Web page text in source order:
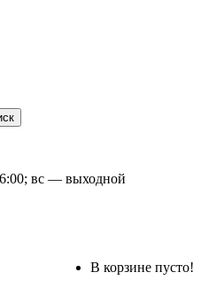
вс — выходной
В корзине пусто!